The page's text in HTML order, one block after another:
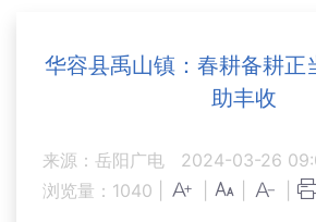
华容县禹山镇：春耕备耕正
助丰收
来源：岳阳广电
2024-03-26
浏览量： 1040